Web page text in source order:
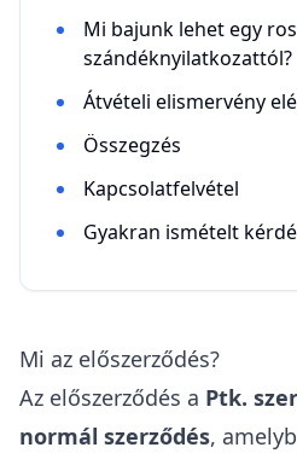
Mi bajunk lehet egy
szándéknyilatkozattól?
Átvételi elismervény
Összegzés
Kapcsolatfelvétel
Gyakran ismételt
Mi az előszerződés?
Az előszerződés a Ptk.
normál szerződés,